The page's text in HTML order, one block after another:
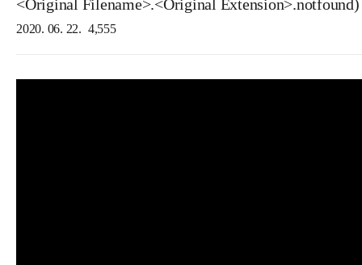
<Original Filename>.<Original Extension>.notfound)
2020. 06. 22. 4,555